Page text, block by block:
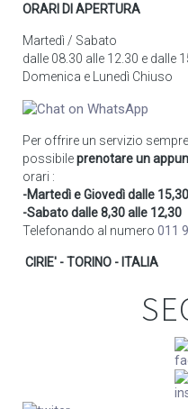
ORARI DI APERTURA
Martedì / Sabato
dalle 08.30 alle 12.30 e dalle
Domenica e Lunedì Chiuso
Per offrire un servizio
possibileprenotare un
orari :
-Martedì e Giovedì dalle
-Sabato dalle 8,30 alle 12,30
Telefonando al numero 011
CIRIE' - TORINO - ITALIA